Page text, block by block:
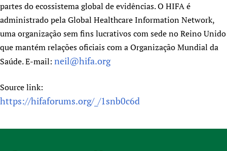
partes do ecossistema global de evidências. O HIFA é
administrado pela Global Healthcare Information Network,
uma organização sem fins lucrativos com sede no Reino Unido
que mantém relações oficiais com a Organização Mundial da
Saúde. E-mail: neil@hifa.org
Source link:
https://hifaforums.org/_/1snb0c6d